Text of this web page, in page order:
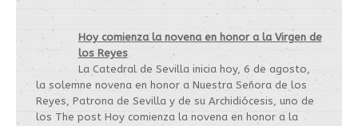
Hoy comienza la novena en honor a la Virgen de
los Reyes
La Catedral de Sevilla inicia hoy, 6 de agosto,
la solemne novena en honor a Nuestra Señora de los
Reyes, Patrona de Sevilla y de su Archidiócesis, uno de
los The post Hoy comienza la novena en honor a la